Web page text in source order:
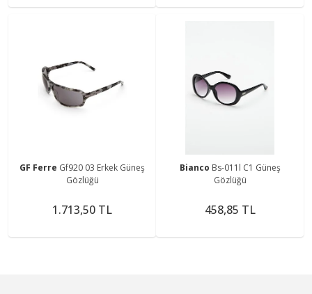
GF Ferre Gf920 03 Erkek Güneş
Gözlüğü
1.713,50 TL
Bianco Bs-011l C1 Güneş
Gözlüğü
458,85 TL